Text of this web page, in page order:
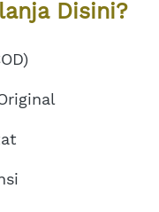
Disini?